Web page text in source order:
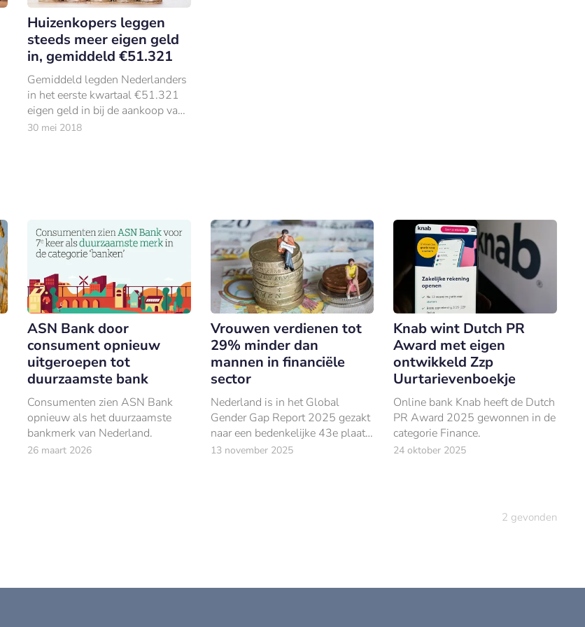
Huizenkopers leggen
steeds meer eigen geld
in, gemiddeld €51.321
Gemiddeld legden Nederlanders
in het eerste kwartaal €51.321
eigen geld in bij de aankoop van
een woning. Dat blijkt uit
30 mei 2018
ASN Bank door
consument opnieuw
uitgeroepen tot
duurzaamste bank
Consumenten zien ASN Bank
opnieuw als het duurzaamste
bankmerk van Nederland.
26 maart 2026
Vrouwen verdienen tot
29% minder dan
mannen in financiële
sector
Nederland is in het Global
Gender Gap Report 2025 gezakt
naar een bedenkelijke 43e plaats.
Vooral op het gebied van
13 november 2025
Knab wint Dutch PR
Award met eigen
ontwikkeld Zzp
Uurtarievenboekje
Online bank Knab heeft de Dutch
PR Award 2025 gewonnen in de
categorie Finance.
24 oktober 2025
2 gevonden